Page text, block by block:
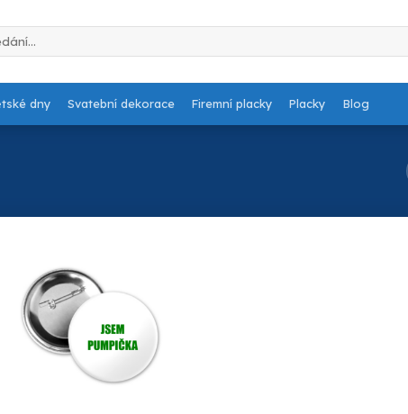
dny Svatební dekorace Firemní placky Placky Blog